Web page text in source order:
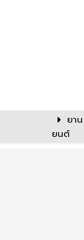
ยาน
ยนต์